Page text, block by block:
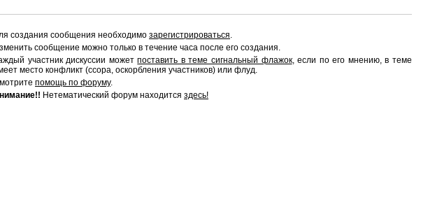
создания сообщения необходимо зарегистрироваться.
сообщение можно только в течение часа после его создания.
участник дискуссии можетпоставить в теме сигнальный флажок, если по его мнению, в теме
место конфликт (ссора, оскорбления участников) или флуд.
помощь по форуму.
Нетематический форум находится здесь!